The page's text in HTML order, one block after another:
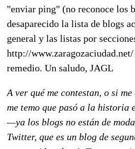
"enviar ping" (no reconoce los
desaparecido la lista de blogs
general y las listas por
http://www.zaragozaciudad.net/
remedio. Un saludo, JAGL
A ver qué me contestan, o si
me temo que pasó a la historia
—ya los blogs no están de
Twitter, que es un blog de